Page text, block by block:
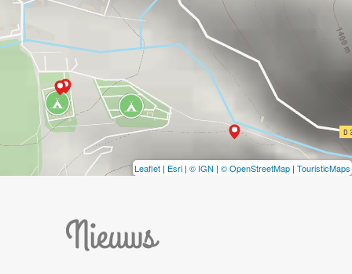
Leaflet | Esri | © IGN | © OpenStreetMap | TouristicMaps
Nieuws